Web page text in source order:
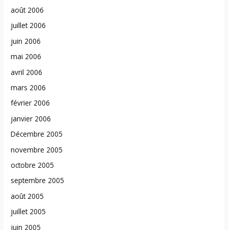
août 2006
juillet 2006
juin 2006
mai 2006
avril 2006
mars 2006
février 2006
janvier 2006
Décembre 2005
novembre 2005
octobre 2005
septembre 2005
août 2005
juillet 2005
juin 2005